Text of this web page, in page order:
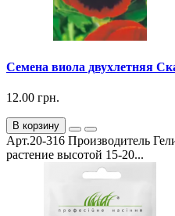
Семена виола двухлетняя
12.00 грн.
В корзину
Арт.20-316 Производитель
растение высотой 15-20...